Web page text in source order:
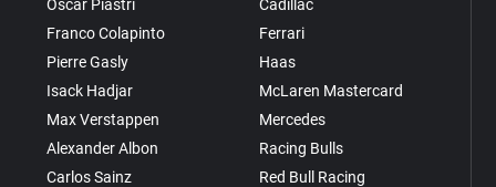
Oscar Piastri
Franco Colapinto
Pierre Gasly
Isack Hadjar
Max Verstappen
Alexander Albon
Carlos Sainz
Cadillac
Ferrari
Haas
McLaren Mastercard
Mercedes
Racing Bulls
Red Bull Racing